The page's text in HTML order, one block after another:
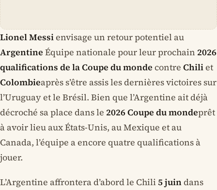
Lionel Messi envisage un retour potentiel au
Argentine Équipe nationale pour leur prochain 2026
qualifications de la Coupe du monde contre Chili et
Colombieaprès s’être assis les dernières victoires sur
l’Uruguay et le Brésil. Bien que l’Argentine ait déjà
décroché sa place dans le 2026 Coupe du mondeprêt
à avoir lieu aux États-Unis, au Mexique et au
Canada, l’équipe a encore quatre qualifications à
jouer.
L’Argentine affrontera d’abord le Chili5 juindans